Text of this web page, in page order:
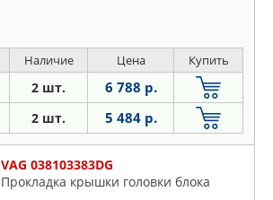
Наличие Цена Купить
2 шт. 6 788 р.
2 шт. 5 484 р.
VAG 038103383DG
Прокладка крышки головки блока